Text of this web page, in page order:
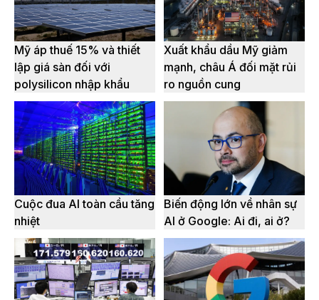
Mỹ áp thuế 15% và thiết
lập giá sàn đối với
polysilicon nhập khẩu
Xuất khẩu dầu Mỹ giảm
mạnh, châu Á đối mặt rủi
ro nguồn cung
Cuộc đua AI toàn cầu tăng
nhiệt
Biến động lớn về nhân sự
AI ở Google: Ai đi, ai ở?